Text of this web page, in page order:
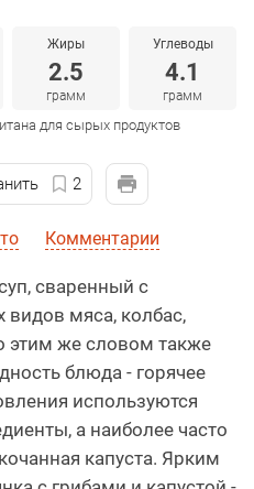
Жиры
2.5
грамм
Углеводы
4.1
грамм
для сырых продуктов
2
Комментарии
сваренный с
видов мяса, колбас,
этим же словом также
блюда - горячее
используются
а наиболее часто
капуста. Ярким